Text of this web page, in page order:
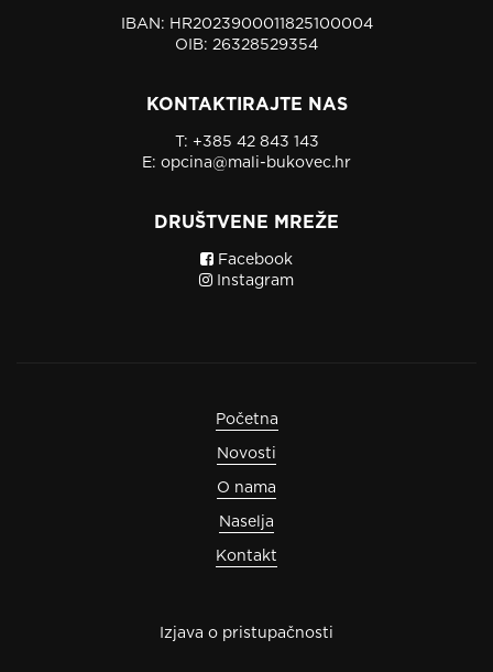
IBAN: HR2023900011825100004
OIB: 26328529354
KONTAKTIRAJTE NAS
T: +385 42 843 143
E: opcina@mali-bukovec.hr
DRUŠTVENE MREŽE
Facebook
Instagram
Početna
Novosti
O nama
Naselja
Kontakt
Izjava o pristupačnosti